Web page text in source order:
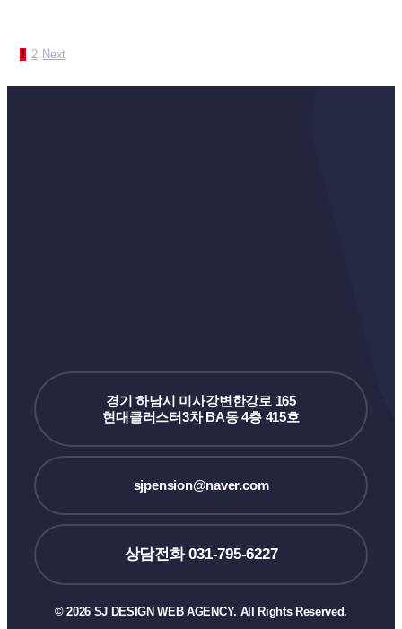
1 2 Next
경기 하남시 미사강변한강로 165
현대클러스터3차 BA동 4층 415호
sjpension@naver.com
상담전화 031-795-6227
© 2026 SJ DESIGN WEB AGENCY. All Rights Reserved.